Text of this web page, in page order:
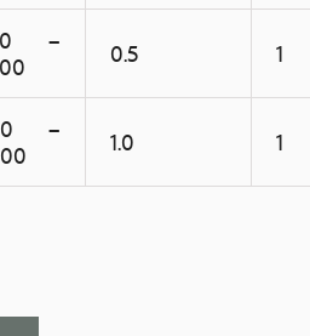
–
0.5 1
–
1.0 1